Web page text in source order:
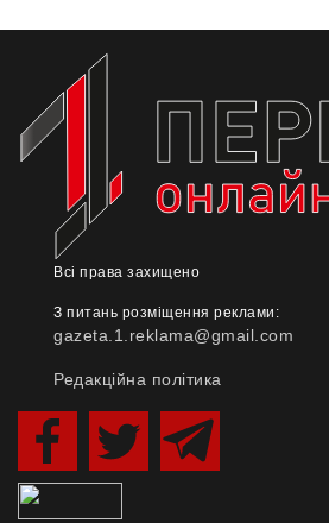
Всі права захищено
З питань розміщення реклами:
gazeta.1.reklama@gmail.com
Редакційна політика